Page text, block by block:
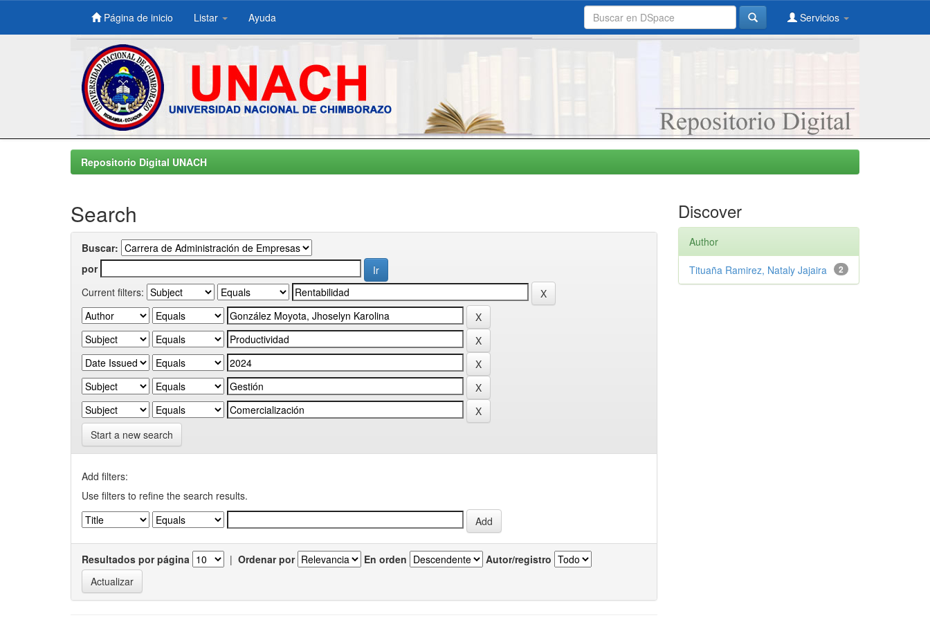
Skip
Página de inicio Listar Ayuda Servicios
Repositorio Digital UNACH
Search
Buscar:
por
Current filters:
Start a new search
Add filters:
Use filters to refine the search results.
Resultados por página | Ordenar por En orden Autor/registro
Discover
Author
2
Tituaña Ramirez, Nataly Jajaira